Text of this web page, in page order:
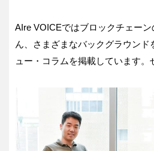
AIre VOICEではブロックチェー
ん、さまざまなバックグラウン
ュー・コラムを掲載しています。